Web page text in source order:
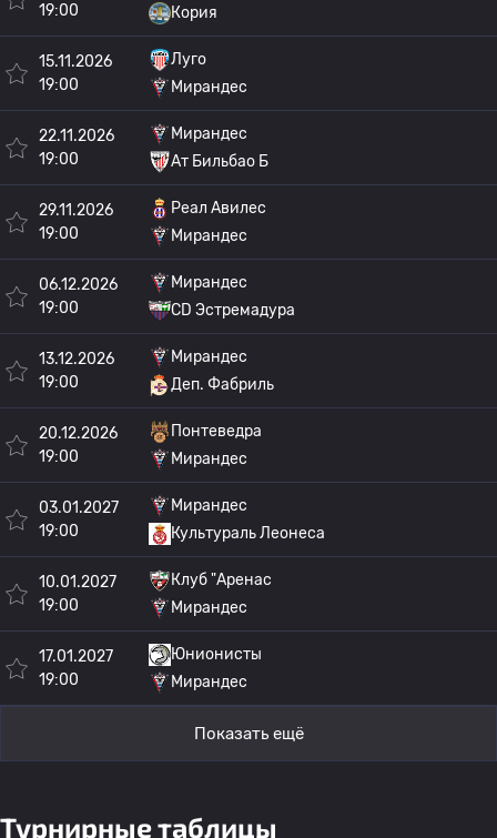
19:00
Кория
15.11.2026
19:00
Луго
Мирандес
22.11.2026
19:00
Мирандес
Ат Бильбао Б
29.11.2026
19:00
Реал Авилес
Мирандес
06.12.2026
19:00
Мирандес
CD Эстремадура
13.12.2026
19:00
Мирандес
Деп. Фабриль
20.12.2026
19:00
Понтеведра
Мирандес
03.01.2027
19:00
Мирандес
Культураль Леонеса
10.01.2027
19:00
Клуб "Аренас
Мирандес
17.01.2027
19:00
Юнионисты
Мирандес
Показать ещё
Турнирные таблицы